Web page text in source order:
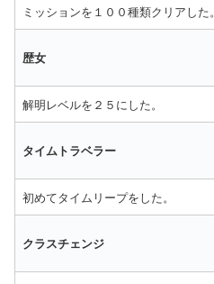
ミッションを１００種類クリアした。
歴女
解明レベルを２５にした。
タイムトラベラー
初めてタイムリープをした。
クラスチェンジ